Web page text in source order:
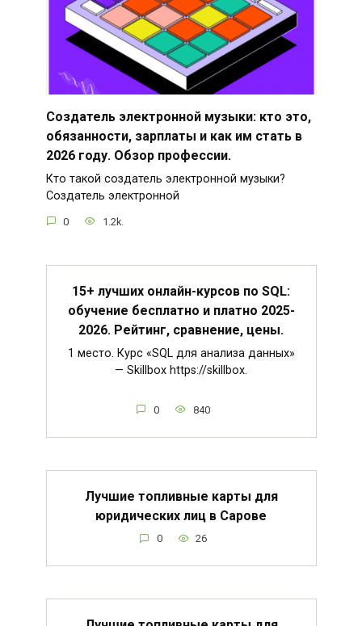
Создатель электронной музыки: кто это,
обязанности, зарплаты и как им стать в
2026 году. Обзор профессии.
Кто такой создатель электронной музыки?
Создатель электронной
0 1.2k.
15+ лучших онлайн-курсов по SQL:
обучение бесплатно и платно 2025-
2026. Рейтинг, сравнение, цены.
1 место. Курс «SQL для анализа данных»
— Skillbox https://skillbox.
0 840
Лучшие топливные карты для
юридических лиц в Сарове
0 26